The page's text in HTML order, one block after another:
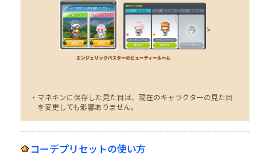
>
・マネキンに保存した見た目は、現在のキャラクターの見た目
を変更しても影響ありません。
コーデプリセットの使い方